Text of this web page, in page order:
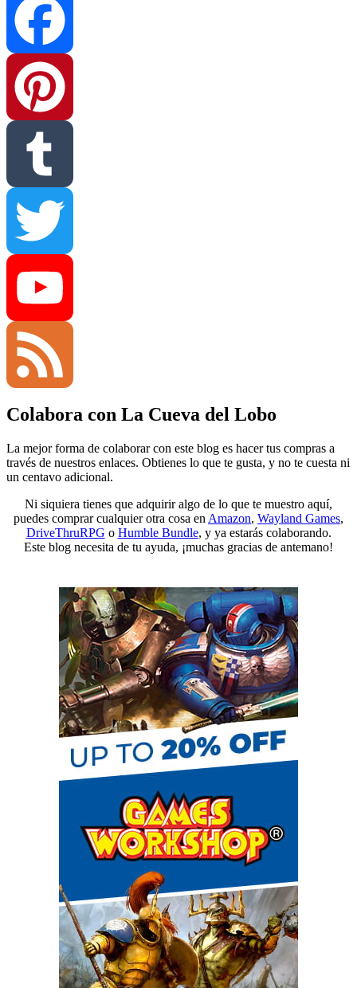
Facebook
Pinterest
Tumblr
Twitter
YouTube
Channel
Feed
Colabora con La Cueva del Lobo
La mejor forma de colaborar con este blog es hacer tus compras a
través de nuestros enlaces. Obtienes lo que te gusta, y no te cuesta ni
un centavo adicional.
Ni siquiera tienes que adquirir algo de lo que te muestro aquí,
puedes comprar cualquier otra cosa en Amazon, Wayland Games,
DriveThruRPG o Humble Bundle, y ya estarás colaborando.
Este blog necesita de tu ayuda, ¡muchas gracias de antemano!